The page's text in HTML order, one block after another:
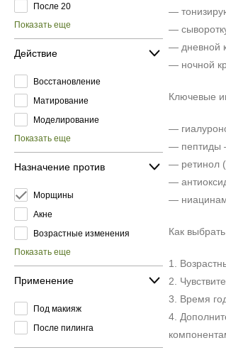
После 20
Показать еще
Действие
Восстановление
Матирование
Моделирование
Показать еще
Назначение против
Морщины
Акне
Возрастные изменения
Показать еще
Применение
Под макияж
После пилинга
—
—
— дневной
— ночной
Ключевые
—
— пептиды
— ретинол
—
—
Как
1.
2.
3. Время
4.